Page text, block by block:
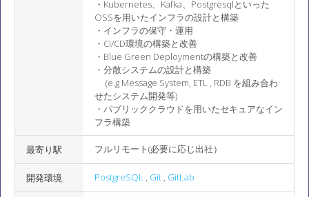
・Kubernetes、Kafka、Postgresqlといった
OSSを用いたインフラの設計と構築
・インフラの保守・運用
・CI/CD環境の構築と改善
・Blue Green Deploymentの構築と改善
・分散システムの設計と構築
(e.g Message System, ETL , RDB を組み合わ
せたシステム開発等)
・パブリッククラウドを用いたセキュアなイン
フラ構築
最寄り駅 フルリモート(必要に応じ出社）
開発環境 PostgreSQL , Git , GitLab